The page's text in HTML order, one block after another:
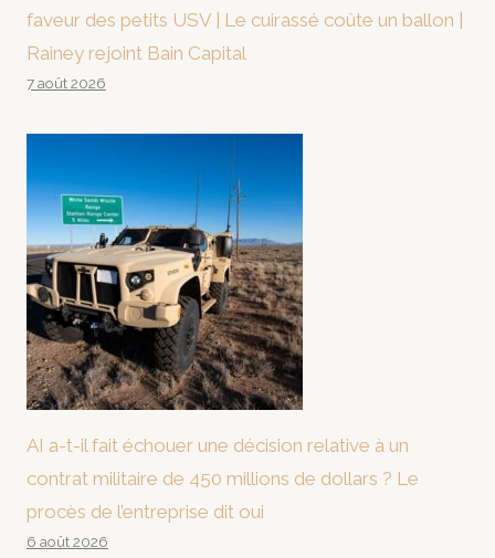
faveur des petits USV | Le cuirassé coûte un ballon |
Rainey rejoint Bain Capital
7 août 2026
AI a-t-il fait échouer une décision relative à un
contrat militaire de 450 millions de dollars ? Le
procès de l’entreprise dit oui
6 août 2026